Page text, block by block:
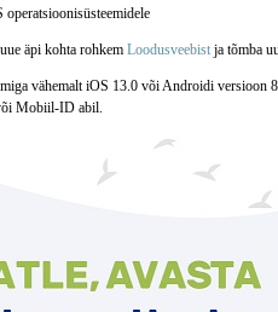
äpi kohta rohkem Loodusveebistja tõmba
vähemalt iOS 13.0 või Androidi versioon
Mobiil-ID abil.